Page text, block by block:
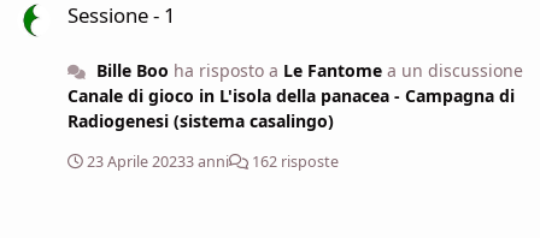
mezzo al mare, ma non capì cosa potessero essere. Poi
circa un altro chilometro, poi iniziava a diradarsi per
lasciare spazio a un villaggio abbandonato e diroccato,
proprio come intravisto da Popovič durante la traversata
in mare. Il villaggio era piccolo, contò una dozzina di
case, ma forse vi erano edifici che non riusciva a
Sessione - 1
Bille Boo ha risposto a Le Fantomea un discussione
Canale di gioco in L'isola della panacea - Campagna di
Radiogenesi (sistema casalingo)
23 Aprile 20233 anni 162 risposte